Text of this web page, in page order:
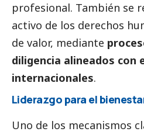
profesional. También se
activo de los derechos
de valor, mediante
diligencia alineados con
internacionales.
Liderazgo para el
Uno de los mecanismos